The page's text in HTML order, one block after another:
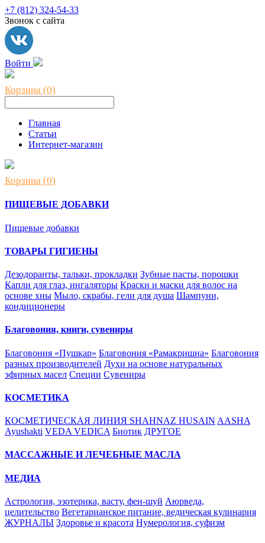
+7 (812) 324-54-33
Звонок с сайта
Войти
Корзина (0)
Главная
Статьи
Интернет-магазин
Корзина (0)
ПИЩЕВЫЕ ДОБАВКИ
Пищевые добавки
ТОВАРЫ ГИГИЕНЫ
Дезодоранты, тальки, прокладки Зубные пасты, порошки
Капли для глаз, ингаляторы Краски и маски для волос на
основе хны Мыло, скрабы, гели для душа Шампуни,
кондиционеры
Благовония, книги, сувениры
Благовония «Пушкар» Благовония «Рамакришна» Благовония
разных производителей Духи на основе натуральных
эфирных масел Специи Сувениры
КОСМЕТИКА
КОСМЕТИЧЕСКАЯ ЛИНИЯ SHAHNAZ HUSAIN AASHA
Ayushakti VEDA VEDICA Биотик ДРУГОЕ
МАССАЖНЫЕ И ЛЕЧЕБНЫЕ МАСЛА
МЕДИА
Астрология, эзотерика, васту, фен-шуй Аюрведа,
целительство Вегетарианское питание, ведическая кулинария
ЖУРНАЛЫ Здоровье и красота Нумерология, суфизм